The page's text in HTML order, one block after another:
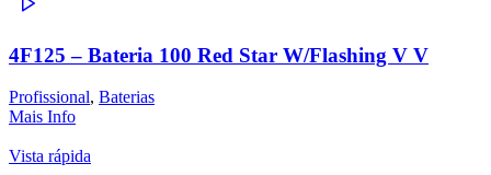
4F125 – Bateria 100 Red Star W/Flashing V V
Profissional, Baterias
Mais Info
Vista rápida